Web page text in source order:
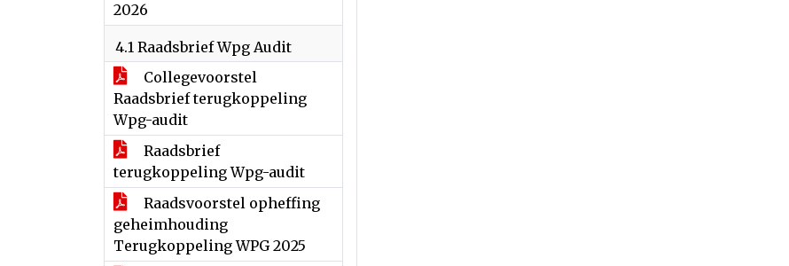
2026
4.1 Raadsbrief Wpg Audit
Collegevoorstel
Raadsbrief terugkoppeling
Wpg-audit
Raadsbrief
terugkoppeling Wpg-audit
Raadsvoorstel opheffing
geheimhouding
Terugkoppeling WPG 2025